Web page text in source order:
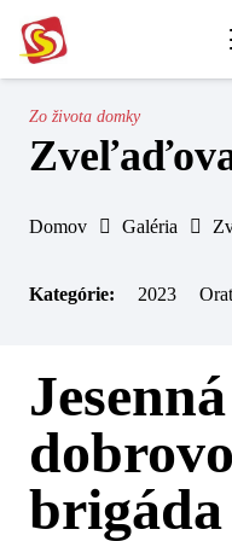
Zo života domky
Domov Galéria
Kategórie: 2023
Jesenná
brigáda